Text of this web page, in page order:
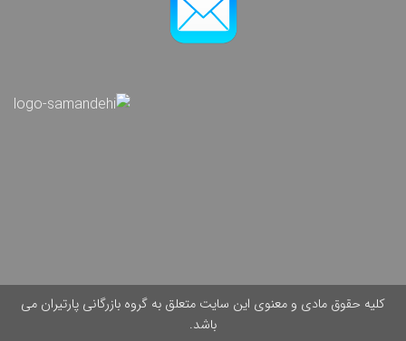
کلیه حقوق مادی و معنوی این سایت متعلق به گروه بازرگانی پارتیران می
باشد.